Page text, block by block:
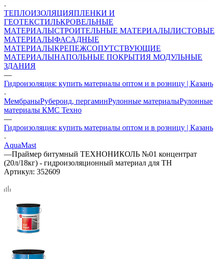
ТЕПЛОИЗОЛЯЦИЯПЛЕНКИ И
ГЕОТЕКСТИЛЬКРОВЕЛЬНЫЕ
МАТЕРИАЛЫСТРОИТЕЛЬНЫЕ МАТЕРИАЛЫЛИСТОВЫЕ
МАТЕРИАЛЫФАСАДНЫЕ
МАТЕРИАЛЫКРЕПЕЖСОПУТСТВУЮЩИЕ
МАТЕРИАЛЫНАПОЛЬНЫЕ ПОКРЫТИЯ МОДУЛЬНЫЕ
ЗДАНИЯ
—
Гидроизоляция: купить материалы оптом и в розницу | Казань
МембраныРубероид, пергаминРулонные материалыРулонные
материалы КМС Техно
—
Гидроизоляция: купить материалы оптом и в розницу | Казань
AquaMast
—Праймер битумный ТЕХНОНИКОЛЬ №01 концентрат
(20л/18кг) - гидроизоляционный материал для ТН
Артикул: 352609